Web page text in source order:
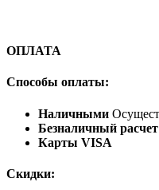
ОПЛАТА
Способы оплаты:
Наличными
Безналичный расчет
Карты VISA
Скидки: